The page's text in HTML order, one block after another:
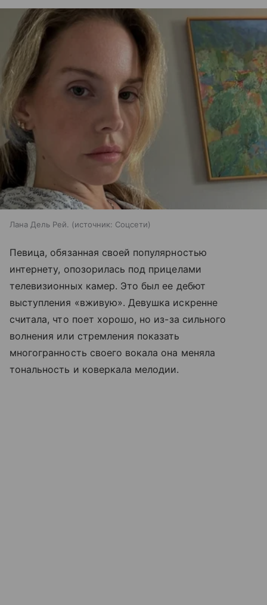
Лана Дель Рей. источник: Соцсети
Певица, обязанная своей популярностью
интернету, опозорилась под прицелами
телевизионных камер. Это был ее дебют
выступления «вживую». Девушка искренне
считала, что поет хорошо, но из-за сильного
волнения или стремления показать
многогранность своего вокала она меняла
тональность и коверкала мелодии.